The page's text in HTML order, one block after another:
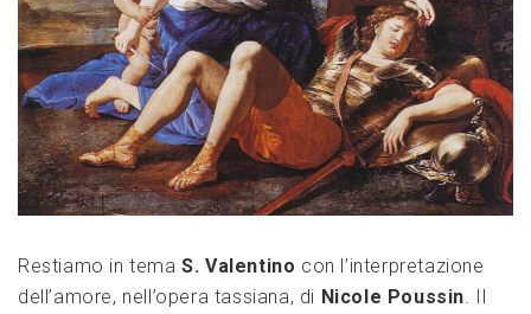
Restiamo in temaS. Valentino con l’interpretazione
dell’amore, nell’opera tassiana, di Nicole Poussin . Il